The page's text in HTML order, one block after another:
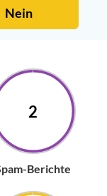
Nein
2
Berichte